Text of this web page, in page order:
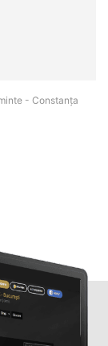
- Constanţa